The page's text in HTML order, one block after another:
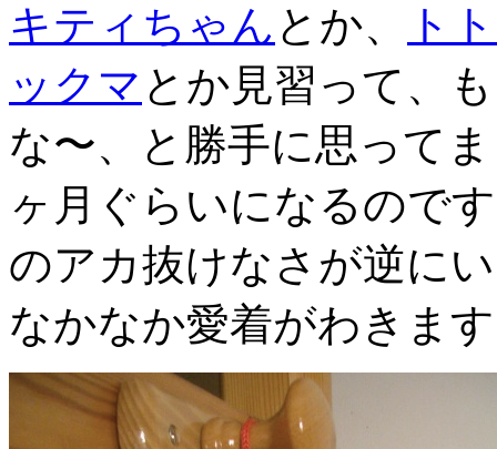
キティちゃん とか、
ト
ックマ とか見習って、
な〜、と勝手に思って
ヶ月ぐらいになるので
のアカ抜けなさが逆に
なかなか愛着がわきま